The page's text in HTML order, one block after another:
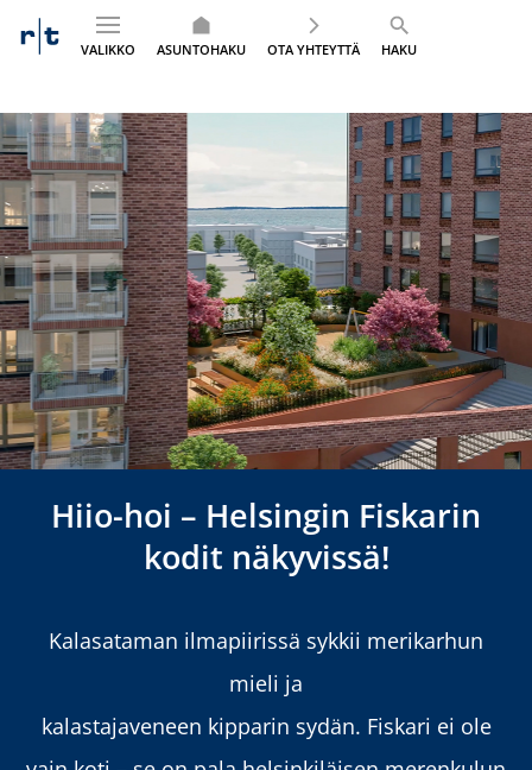
sisältöön
VALIKKO ASUNTOHAKU OTA YHTEYTTÄ HAKU
Hiio-hoi – Helsingin Fiskarin
kodit näkyvissä!
Kalasataman ilmapiirissä sykkii merikarhun
mieli ja
kalastajaveneen kipparin sydän. Fiskari ei ole